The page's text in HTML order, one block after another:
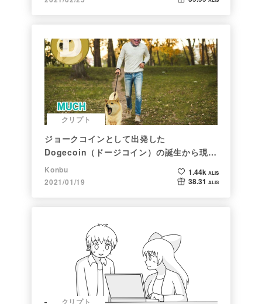
クリプト
ジョークコインとして出発した
Dogecoin（ドージコイン）の誕生から現在
まで。注目される非証券性🐶
Konbu
2021/01/19
1.44k ALIS
38.31 ALIS